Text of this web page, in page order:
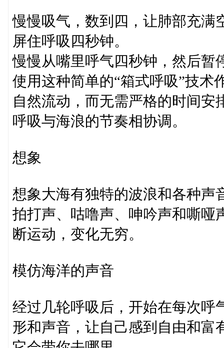
慢慢吸气，数到四，让肺部充满
屏住呼吸四秒钟。
慢慢从嘴里呼气四秒钟，然后暂
使用这种简单的“箱式呼吸”技术
自然流动，而无需严格的时间
呼吸与海浪的节奏相协调。
想象
想象大海有独特的波浪和各种声
拍打声、咕噜声、呻吟声和嘶哑
断运动，变化无穷。
模仿海洋的声音
经过几轮呼吸后，开始在每次呼
形和声音，让自己感到自由和富